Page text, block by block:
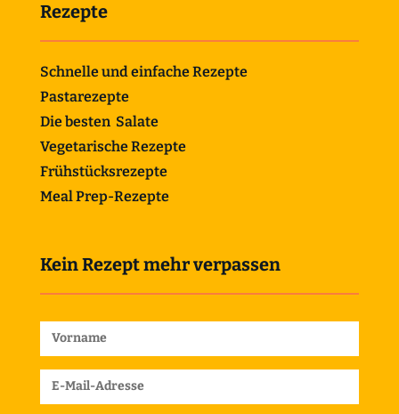
Rezepte
Schnelle und einfache Rezepte
Pastarezepte
Die besten Salate
Vegetarische Rezepte
Frühstücksrezepte
Meal Prep-Rezepte
Kein Rezept mehr verpassen